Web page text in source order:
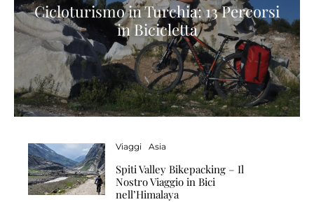
Cicloturismo in Turchia: 13 Percorsi
in Bicicletta
Viaggi Asia
Spiti Valley Bikepacking – Il
Nostro Viaggio in Bici
nell’Himalaya